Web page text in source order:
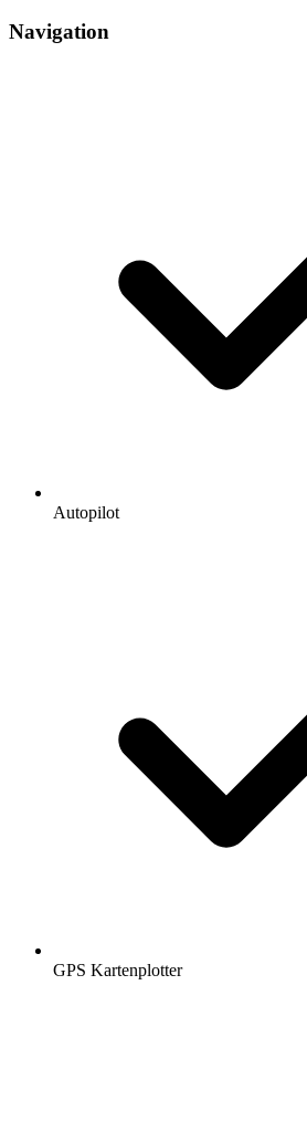
Navigation
Autopilot
GPS Kartenplotter